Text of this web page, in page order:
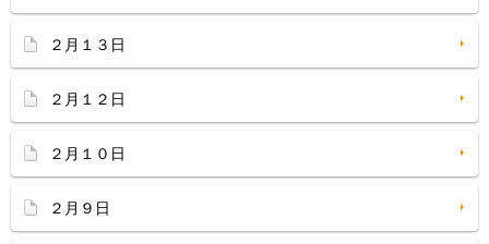
２月１３日
２月１２日
２月１０日
２月９日